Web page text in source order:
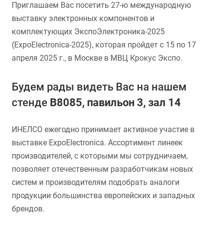
Приглашаем Вас посетить 27-ю международную
выставку электронных компонентов и
комплектующих ЭкспоЭлектроника-2025
(ExpoElectronica-2025), которая пройдет с 15 по 17
апреля 2025 г., в Москве в МВЦ Крокус Экспо.
Будем рады видеть Вас на нашем
стенде B8085, павильон 3, зал 14
ИНЕЛСО ежегодно принимает активное участие в
выставке ExpoElectronica. Ассортимент линеек
производителей, с которыми мы сотрудничаем,
позволяет отечественным разработчикам новых
систем и производителям подобрать аналоги
продукции большинства европейских и западных
брендов.